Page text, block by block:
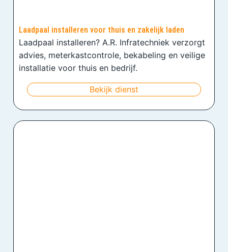
Laadpaal installeren voor thuis en zakelijk laden
Laadpaal installeren? A.R. Infratechniek verzorgt
advies, meterkastcontrole, bekabeling en veilige
installatie voor thuis en bedrijf.
Bekijk dienst